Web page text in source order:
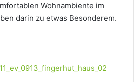
Wohnambiente im
darin zu etwas Besonderem.